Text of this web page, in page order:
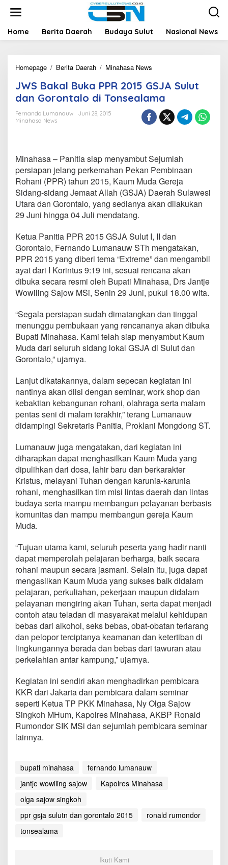
t
Home Berita Daerah Budaya Sulut Nasional News
Homepage / Berita Daerah / Minahasa News
S
B
a
k
a
k
a
P
P
R
2
G
S
J
A
S
u
l
t
d
a
n
G
o
n
a
l
o
i
T
o
n
s
e
a
l
a
JWS Bakal Buka PPR 2015 GSJA Sulut
dan Gorontalo di Tonsealama
Fernando Lumanauw
Juni 28, 2015
Minahasa News
Minahasa – Panitia siap menyambut Sejumlah
persiapan jelang perkemahan Pekan Pembinaan
Rohani (PPR) tahun 2015, Kaum Muda Gereja
Sidang-sidang Jemaat Allah (GSJA) Daerah Sulawesi
Utara dan Gorontalo, yang sedianya akan dilakukan
29 Juni hingga 04 Juli mendatang.
Ketua Panitia PPR 2015 GSJA Sulut I, II dan
Gorontalo, Fernando Lumanauw STh mengatakan,
PPR 2015 yang diberi tema “Extreme” dan mengambil
ayat dari I Korintus 9:19 ini, sesuai rencana akan
dibuka secara resmi oleh Bupati Minahasa, Drs Jantje
Wowiling Sajow MSi, Senin 29 Juni, pukul 18.00 wita.
“Segala persiapan sudah dimatangkan dan tinggal
menunggu pembukaan yang rencananya akan dibuka
Bupati Minahasa. Kami telah siap menyambut Kaum
Muda dari seluruh sidang lokal GSJA di Sulut dan
Gorontalo,” ujarnya.
Lanjut dikatakannya, dalam sepecan kegiatan ini
nantinya akan diisi dengan seminar, work shop dan
kebaktian kebangunan rohani, olahraga serta malam
pentas seni di malam terakhir,” terang Lumanauw
didampingi Sekretaris Panitia, Proklani Mongdong ST.
Lumanauw juga mengatakan, dari kegiatan ini
diharapkan dapat menghasilkan Kaum Muda yang
dipulihkan dari dosa, lahir baru dan berkarakter
Kristus, melayani Tuhan dengan karunia-karunia
rohani, menghasilkan tim misi lintas daerah dan lintas
budaya serta mampu membangun pelayanan berbasis
komunitas dan mampu membangun gereja Kaum
Muda.
“Tujuan utama kami, seluruh peserta yang hadir nanti
dapat memperolah pelajaran berharga, baik secara
rohani maupun secara jasmani. Selain itu, juga dapat
mengasilkan Kaum Muda yang sukses baik didalam
pelajaran, perkuliahan, pekerjaan maupun didalam
pelayanan mengiring akan Tuhan, serta dapat menjadi
contoh atau teladan di masyarakat melalui kehidupan
bebas dari alkohol, seks bebas, obat-obatan terlarang
dan pelopor terciptanya keamanan dan ketertiban di
lingkungannya berada dan bebas dari tawuran atau
perkelahian antar kampung,” ujarnya.
Kegiatan ini sendiri akan menghadirkan pembicara
KKR dari Jakarta dan pembicara dalam seminar
seperti Ketua TP PKK Minahasa, Ny Olga Sajow
Singkoh MHum, Kapolres Minahasa, AKBP Ronald
Rumondor SIK MSi dan sejumlah pembicara seminar
lainnya.
bupati minahasa
fernando lumanauw
jantje wowiling sajow
Kapolres Minahasa
olga sajow singkoh
ppr gsja sulutn dan gorontalo 2015
ronald rumondor
tonsealama
Ikuti Kami